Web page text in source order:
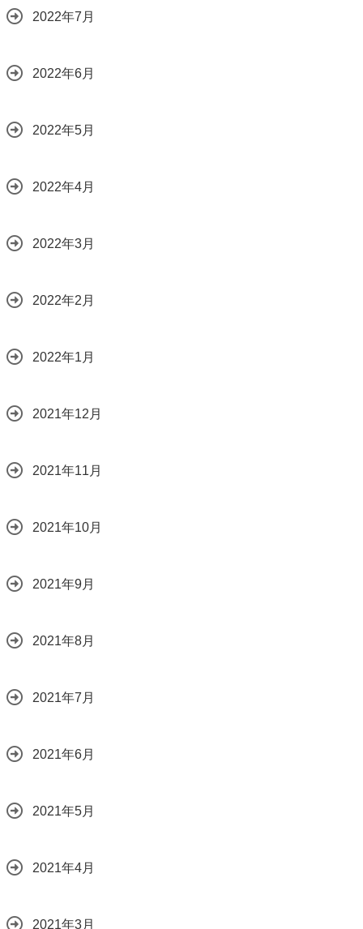
2022年7月
2022年6月
2022年5月
2022年4月
2022年3月
2022年2月
2022年1月
2021年12月
2021年11月
2021年10月
2021年9月
2021年8月
2021年7月
2021年6月
2021年5月
2021年4月
2021年3月